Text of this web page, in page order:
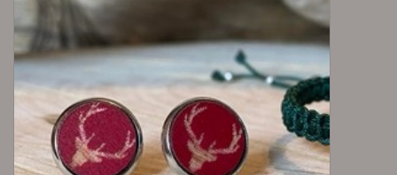
Blütenkranzkollektion
I ❤️ bayerischer Wald Armband
Lieblingsmensch Kollektion